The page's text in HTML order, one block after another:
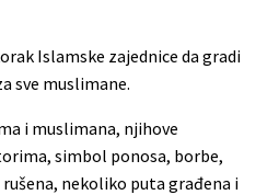
Islamske zajednice da gradi
sve muslimane.
i muslimana, njihove
simbol ponosa, borbe,
nekoliko puta građena i